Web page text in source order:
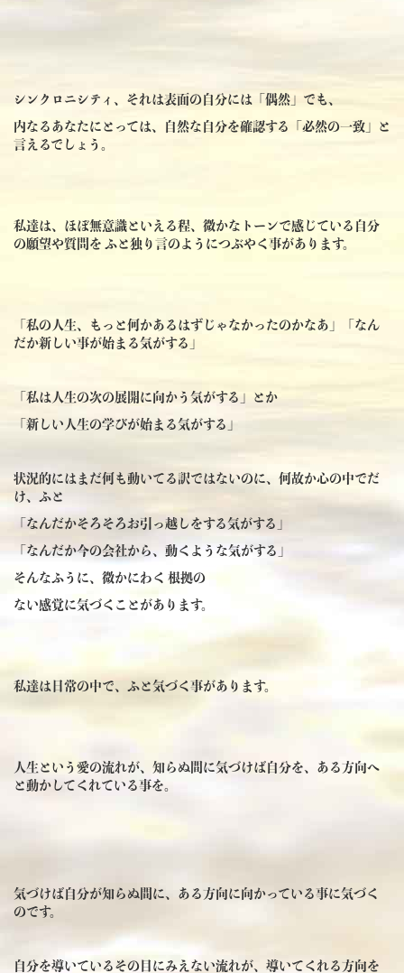
シンクロニシティ、それは表面の自分には「偶然」でも、
内なるあなたにとっては、自然な自分を確認する「必然の一致」と
言えるでしょう。
私達は、ほぼ無意識といえる程、微かなトーンで感じている自分
の願望や質問を ふと独り言のようにつぶやく事があります。
「私の人生、もっと何かあるはずじゃなかったのかなあ」「なん
だか新しい事が始まる気がする」
「私は人生の次の展開に向かう気がする」とか
「新しい人生の学びが始まる気がする」
状況的にはまだ何も動いてる訳ではないのに、何故か心の中でだ
け、ふと
「なんだかそろそろお引っ越しをする気がする」
「なんだか今の会社から、動くような気がする」
そんなふうに、微かにわく 根拠の
ない感覚に気づくことがあります。
私達は日常の中で、ふと気づく事があります。
人生という愛の流れが、知らぬ間に気づけば自分を、ある方向へ
と動かしてくれている事を。
気づけば自分が知らぬ間に、ある方向に向かっている事に気づく
のです。
自分を導いているその目にみえない流れが、導いてくれる方向を